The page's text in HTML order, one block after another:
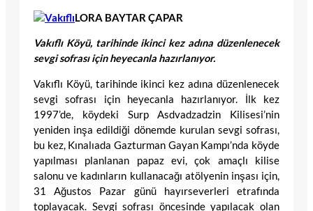
LORA BAYTAR ÇAPAR
Vakıflı Köyü, tarihinde ikinci kez adına düzenlenecek
sevgi sofrası için heyecanla hazırlanıyor.
Vakıflı Köyü, tarihinde ikinci kez adına düzenlenecek
sevgi sofrası için heyecanla hazırlanıyor. İlk kez
1997’de, köydeki Surp Asdvadzadzin Kilisesi’nin
yeniden inşa edildiği dönemde kurulan sevgi sofrası,
bu kez, Kınalıada Gazturman Gayan Kampı’nda köyde
yapılması planlanan papaz evi, çok amaçlı kilise
salonu ve kadınların kullanacağı atölyenin inşası için,
31 Ağustos Pazar günü hayırseverleri etrafında
toplayacak. Sevgi sofrası öncesinde yapılacak olan